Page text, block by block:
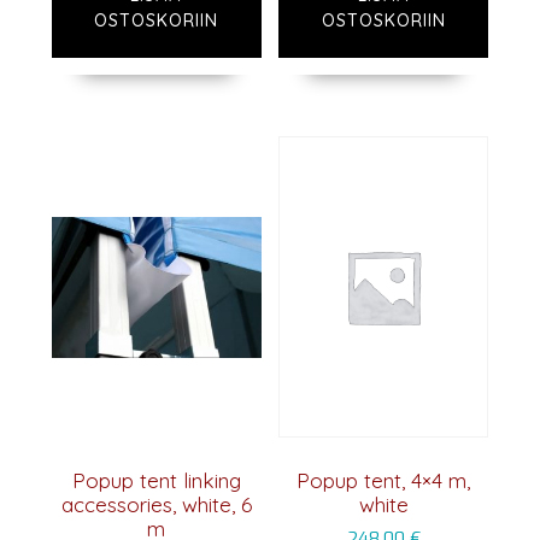
OSTOSKORIIN
OSTOSKORIIN
Popup tent linking
accessories, white, 6
m
Popup tent, 4×4 m,
white